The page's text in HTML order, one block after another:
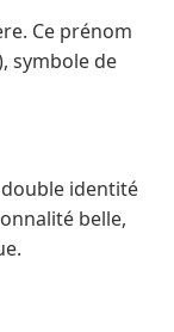
Ce prénom
symbole de
identité
belle,